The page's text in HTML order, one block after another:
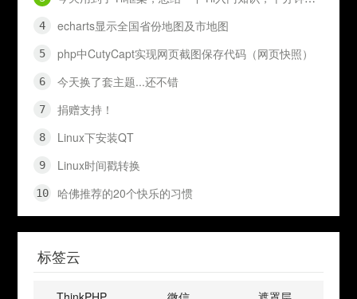
echarts显示全国省份地图及市地图
php中CutyCapt实现网页截图保存代码（网页快照）
今天换了套主题...还不错
捐赠支持！
Linux下安装QT
Linux时间戳转换
哈佛推荐的20个快乐的习惯
标签云